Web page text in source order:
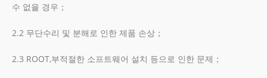
수 없을 경우；
2.2 무단수리 및 분해로 인한 제품 손상；
2.3 ROOT,부적절한 소프트웨어 설치 등으로 인한 문제；